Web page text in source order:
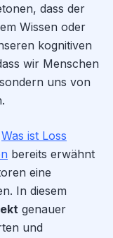
dass der
Wissen oder
kognitiven
wir Menschen
uns von
Was ist Loss
bereits erwähnt
eine
In diesem
genauer
und